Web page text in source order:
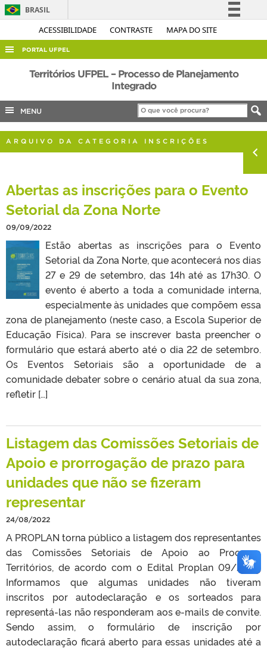
ACESSIBILIDADE CONTRASTE MAPA DO SITE
BRASIL
Simplifique!
Acesso à informação
Legislação
Canais
PORTAL UFPEL
ACESSO À INFORMAÇÃO
COBALTO
CONCURSOS
OUVIDORIA
PORTARIAS
TELEFONES
Territórios UFPEL – Processo de Planejamento
Integrado
MENU
ARQUIVO DA CATEGORIA INSCRIÇÕES
Abertas as inscrições para o Evento
Setorial da Zona Norte
09/09/2022
Estão abertas as inscrições para o Evento
Setorial da Zona Norte, que acontecerá nos dias
27 e 29 de setembro, das 14h até as 17h30. O
evento é aberto a toda a comunidade interna,
especialmente às unidades que compõem essa
zona de planejamento (neste caso, a Escola Superior de
Educação Física). Para se inscrever basta preencher o
formulário que estará aberto até o dia 22 de setembro.
Os Eventos Setoriais são a oportunidade de a
comunidade debater sobre o cenário atual da sua zona,
refletir […]
Listagem das Comissões Setoriais de
Apoio e prorrogação de prazo para
unidades que não se fizeram
representar
24/08/2022
A PROPLAN torna público a listagem dos representantes
das Comissões Setoriais de Apoio ao Processo
Territórios, de acordo com o Edital Proplan 09/2022.
Informamos que algumas unidades não tiveram
inscritos por autodeclaração e os sorteados para
representá-las não responderam aos e-mails de convite.
Sendo assim, o formulário de inscrição por
autodeclaração ficará aberto para essas unidades até a